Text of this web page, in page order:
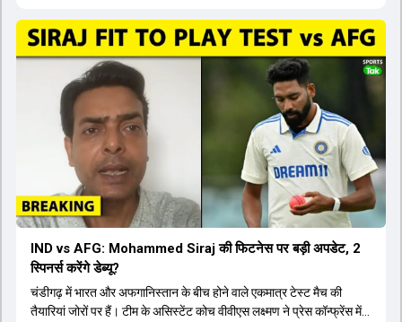
नंबर तीन और श्रेयस अय्यर नंबर चार पर खेलेंगे। वहीं, रजत पाटीदार फिलहाल
टी20 टीम की योजना से बाहर हैं, लेकिन वह टेस्ट क्रिकेट में वापसी कर सकते हैं।
IND vs AFG: Mohammed Siraj की फिटनेस पर बड़ी अपडेट, 2
स्पिनर्स करेंगे डेब्यू?
चंडीगढ़ में भारत और अफगानिस्तान के बीच होने वाले एकमात्र टेस्ट मैच की
तैयारियां जोरों पर हैं। टीम के असिस्टेंट कोच वीवीएस लक्ष्मण ने प्रेस कॉन्फ्रेंस में